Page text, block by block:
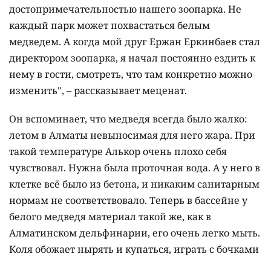
достопримечательностью нашего зоопарка. Не
каждый парк может похвастаться белым
медведем. А когда мой друг Ержан Еркинбаев стал
директором зоопарка, я начал постоянно ездить к
нему в гости, смотреть, что там конкретно можно
изменить", – рассказывает меценат.
Он вспоминает, что медведя всегда было жалко:
летом в Алматы невыносимая для него жара. При
такой температуре Алькор очень плохо себя
чувствовал. Нужна была проточная вода. А у него в
клетке всё было из бетона, и никаким санитарным
нормам не соответствовало. Теперь в бассейне у
белого медведя материал такой же, как в
Алматинском дельфинарии, его очень легко мыть.
Коля обожает нырять и купаться, играть с бочками